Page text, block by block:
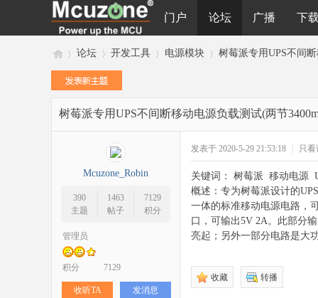
门户 论坛 广播 下
M »
论坛
›
开发工具
›
电源模块
›
树莓派专用UPS不间
树莓派专用UPS不间断移动电源负载测试(两节
Mcuzone_Robin
390
主题
1463
帖子
7129
积分
管理员
积分 7129
收听TA 发消息
发表于 2020-5-29 21:53:18 只看
关键词： 树莓派 移动电源
概述：专为树莓派设计的
一体的标准移动电源电路，
口，可输出5V 2A。此部分
亮起；另外一部分电路是大
收藏 转播